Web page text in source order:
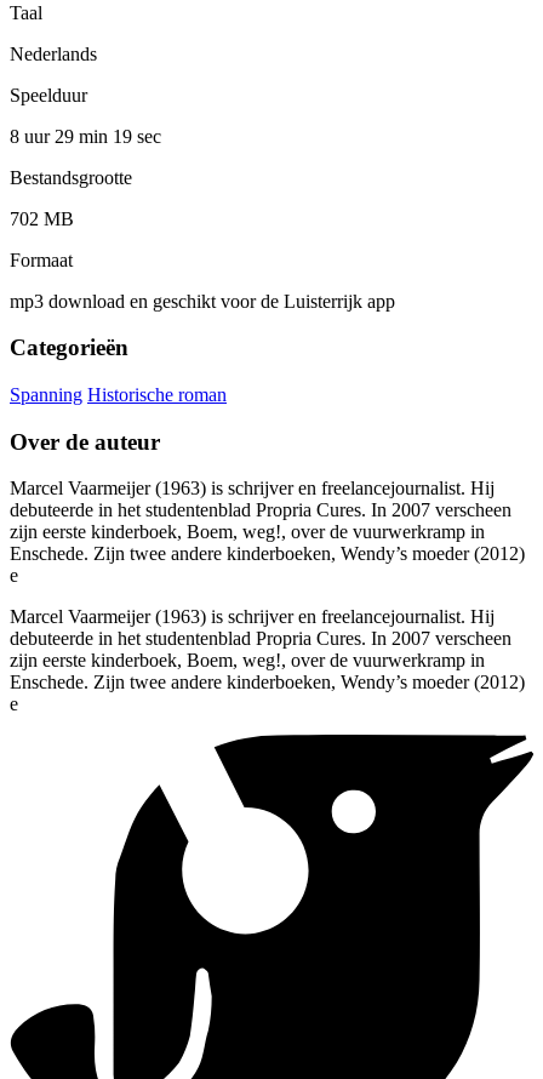
Taal
Nederlands
Speelduur
8 uur 29 min 19 sec
Bestandsgrootte
702 MB
Formaat
mp3 download en geschikt voor de Luisterrijk app
Categorieën
Spanning Historische roman
Over de auteur
Marcel Vaarmeijer (1963) is schrijver en freelancejournalist. Hij
debuteerde in het studentenblad Propria Cures. In 2007 verscheen
zijn eerste kinderboek, Boem, weg!, over de vuurwerkramp in
Enschede. Zijn twee andere kinderboeken, Wendy’s moeder (2012)
e
Marcel Vaarmeijer (1963) is schrijver en freelancejournalist. Hij
debuteerde in het studentenblad Propria Cures. In 2007 verscheen
zijn eerste kinderboek, Boem, weg!, over de vuurwerkramp in
Enschede. Zijn twee andere kinderboeken, Wendy’s moeder (2012)
e